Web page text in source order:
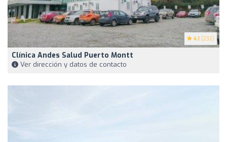
4.1 (232)
Clínica Andes Salud Puerto Montt
Ver dirección y datos de contacto